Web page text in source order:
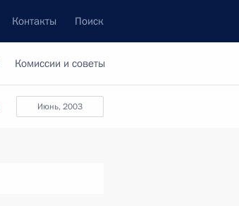
Контакты Поиск
Комиссии и советы
июнь, 2003